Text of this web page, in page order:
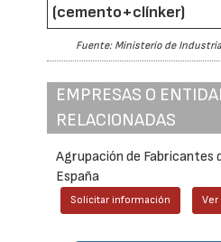
(cemento+clínker)
Fuente: Ministerio de
EMPRESAS O
RELACIONADAS
Agrupación de Fabricantes
España
Solicitar información